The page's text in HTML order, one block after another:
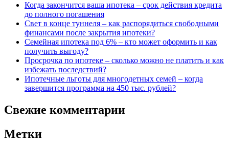
Когда закончится ваша ипотека – срок действия кредита
до полного погашения
Свет в конце туннеля – как распорядиться свободными
финансами после закрытия ипотеки?
Семейная ипотека под 6% – кто может оформить и как
получить выгоду?
Просрочка по ипотеке – сколько можно не платить и как
избежать последствий?
Ипотечные льготы для многодетных семей – когда
завершится программа на 450 тыс. рублей?
Свежие комментарии
Метки